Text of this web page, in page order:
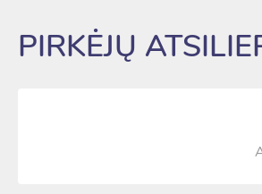
PIRKĖJŲ